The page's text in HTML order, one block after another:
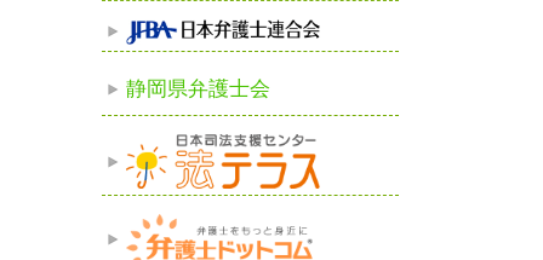
静岡県弁護士会